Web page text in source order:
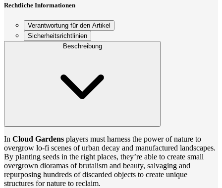
Rechtliche Informationen
Verantwortung für den Artikel
Sicherheitsrichtlinien
Beschreibung
In Cloud Gardens players must harness the power of nature to
overgrow lo-fi scenes of urban decay and manufactured landscapes.
By planting seeds in the right places, they’re able to create small
overgrown dioramas of brutalism and beauty, salvaging and
repurposing hundreds of discarded objects to create unique
structures for nature to reclaim.